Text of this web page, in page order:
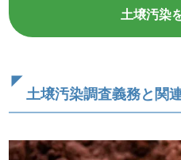
土壌汚染
土壌汚染調査義務と関